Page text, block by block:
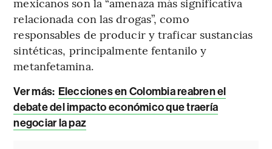
relacionada con las drogas”, como
responsables de producir y traficar sustancias
sintéticas, principalmente fentanilo y
metanfetamina.
Ver más: Elecciones en Colombia reabren el
debate del impacto económico que traería
negociar la paz